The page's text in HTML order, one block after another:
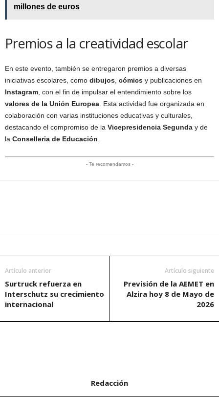
millones de euros
Premios a la creatividad escolar
En este evento, también se entregaron premios a diversas
iniciativas escolares, como dibujos, cómics y publicaciones en
Instagram, con el fin de impulsar el entendimiento sobre los
valores de la Unión Europea. Esta actividad fue organizada en
colaboración con varias instituciones educativas y culturales,
destacando el compromiso de la Vicepresidencia Segunda y de
la Conselleria de Educación.
- Te recomendamos -
Artículo anterior
Surtruck refuerza en
Interschutz su crecimiento
internacional
Artículo siguiente
Previsión de la AEMET en
Alzira hoy 8 de Mayo de
2026
Redacción